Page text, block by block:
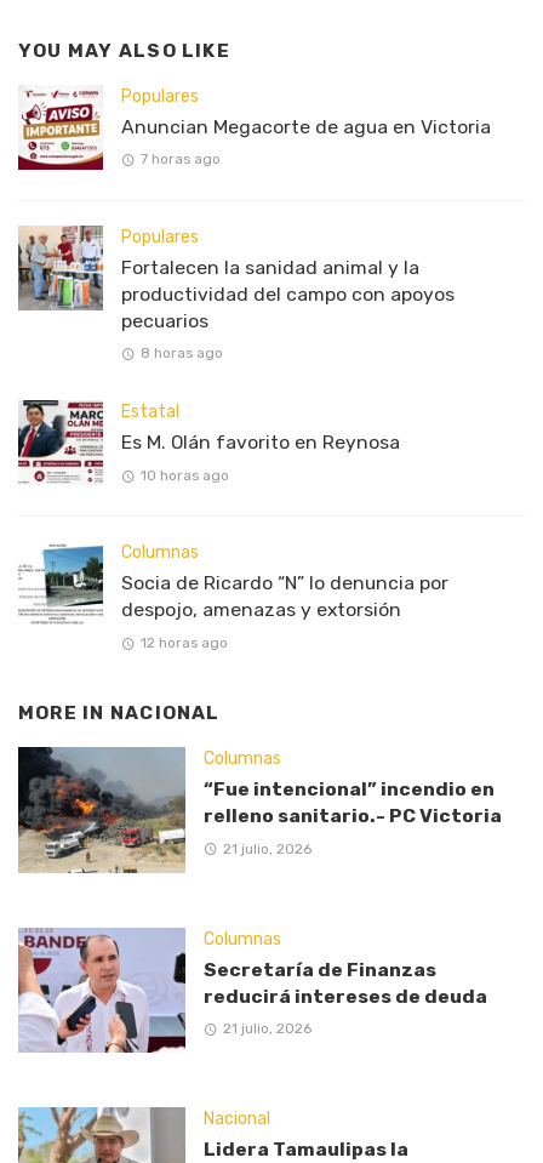
YOU MAY ALSO LIKE
Populares
Anuncian Megacorte de agua en Victoria
7 horas ago
Populares
Fortalecen la sanidad animal y la
productividad del campo con apoyos
pecuarios
8 horas ago
Estatal
Es M. Olán favorito en Reynosa
10 horas ago
Columnas
Socia de Ricardo “N” lo denuncia por
despojo, amenazas y extorsión
12 horas ago
MORE IN NACIONAL
Columnas
“Fue intencional” incendio en
relleno sanitario.- PC Victoria
21 julio, 2026
Columnas
Secretaría de Finanzas
reducirá intereses de deuda
21 julio, 2026
Nacional
Lidera Tamaulipas la